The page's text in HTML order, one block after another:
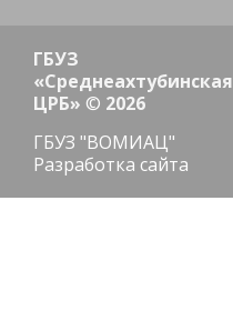
ГБУЗ
«Среднеахтубинская
ЦРБ» © 2026
ГБУЗ "ВОМИАЦ"
Разработка сайта